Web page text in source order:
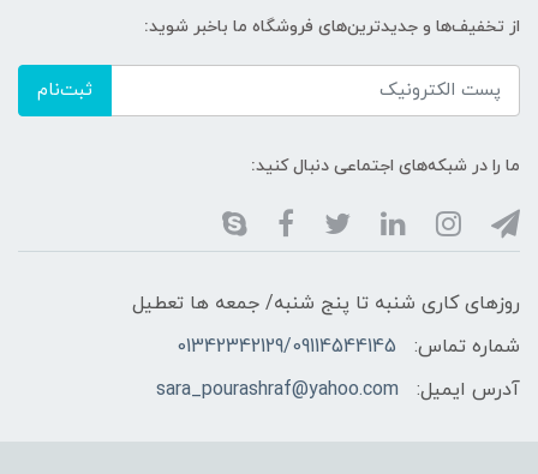
از تخفیف‌ها و جدیدترین‌های فروشگاه ما باخبر شوید:
ثبت‌نام
ما را در شبکه‌های اجتماعی دنبال کنید:
روزهای کاری شنبه تا پنج شنبه/ جمعه ها تعطیل
شماره تماس:
01342342129/09114544145
آدرس ایمیل:
sara_pourashraf@yahoo.com